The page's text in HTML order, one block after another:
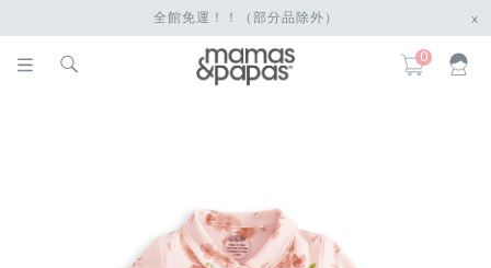
全館免運！！（部分品除外） x
0